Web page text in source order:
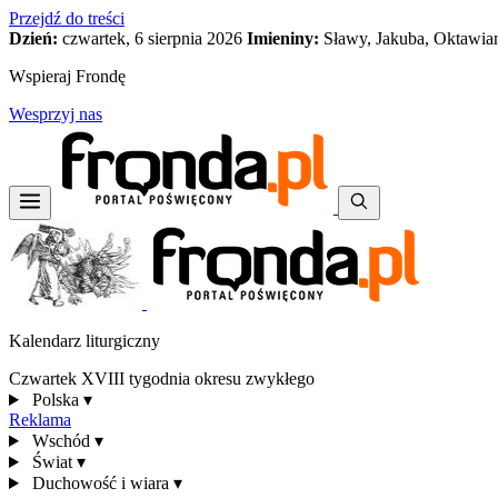
Przejdź do treści
Dzień: czwartek, 6 sierpnia 2026 Imieniny: Sławy, Jakuba,
Wspieraj Frondę
Wesprzyj nas
Kalendarz liturgiczny
Czwartek XVIII tygodnia okresu zwykłego
Polska ▾
Reklama
Wschód ▾
Świat ▾
Duchowość i wiara ▾